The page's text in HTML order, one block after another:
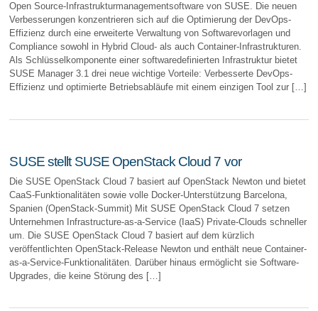
Open Source-Infrastrukturmanagementsoftware von SUSE. Die neuen
Verbesserungen konzentrieren sich auf die Optimierung der DevOps-
Effizienz durch eine erweiterte Verwaltung von Softwarevorlagen und
Compliance sowohl in Hybrid Cloud- als auch Container-Infrastrukturen.
Als Schlüsselkomponente einer softwaredefinierten Infrastruktur bietet
SUSE Manager 3.1 drei neue wichtige Vorteile: Verbesserte DevOps-
Effizienz und optimierte Betriebsabläufe mit einem einzigen Tool zur […]
SUSE stellt SUSE OpenStack Cloud 7 vor
Die SUSE OpenStack Cloud 7 basiert auf OpenStack Newton und bietet
CaaS-Funktionalitäten sowie volle Docker-Unterstützung Barcelona,
Spanien (OpenStack-Summit) Mit SUSE OpenStack Cloud 7 setzen
Unternehmen Infrastructure-as-a-Service (IaaS) Private-Clouds schneller
um. Die SUSE OpenStack Cloud 7 basiert auf dem kürzlich
veröffentlichten OpenStack-Release Newton und enthält neue Container-
as-a-Service-Funktionalitäten. Darüber hinaus ermöglicht sie Software-
Upgrades, die keine Störung des […]